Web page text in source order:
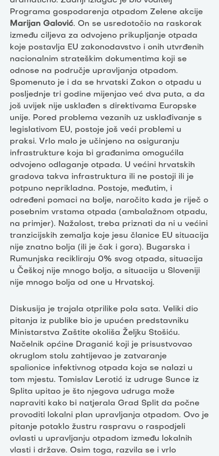
Programa gospodarenja otpadom Zelene akcije
Marijan Galović. On se usredotočio na raskorak
između ciljeva za odvojeno prikupljanje otpada
koje postavlja EU zakonodavstvo i onih utvrđenih
nacionalnim strateškim dokumentima koji se
odnose na područje upravljanja otpadom.
Spomenuto je i da se hrvatski Zakon o otpadu u
posljednje tri godine mijenjao već dva puta, a da
još uvijek nije usklađen s direktivama Europske
unije. Pored problema vezanih uz usklađivanje s
legislativom EU, postoje još veći problemi u
praksi. Vrlo malo je učinjeno na osiguranju
infrastrukture koja bi građanima omogućila
odvojeno odlaganje otpada. U većini hrvatskih
gradova takva infrastruktura ili ne postoji ili je
potpuno neprikladna. Postoje, međutim, i
određeni pomaci na bolje, naročito kada je riječ o
posebnim vrstama otpada (ambalažnom otpadu,
na primjer). Nažalost, treba priznati da ni u većini
tranzicijskih zemalja koje jesu članice EU situacija
nije znatno bolja (ili je čak i gora). Bugarska i
Rumunjska recikliraju 0% svog otpada, situacija
u Češkoj nije mnogo bolja, a situacija u Sloveniji
nije mnogo bolja od one u Hrvatskoj.
Diskusija je trajala otprilike pola sata. Veliki dio
pitanja iz publike bio je upućen predstavniku
Ministarstva Zaštite okoliša Željku Stošiću.
Načelnik općine Draganić koji je prisustvovao
okruglom stolu zahtijevao je zatvaranje
spalionice infektivnog otpada koja se nalazi u
tom mjestu. Tomislav Lerotić iz udruge Sunce iz
Splita upitao je što njegova udruga može
napraviti kako bi natjerala Grad Split da počne
provoditi lokalni plan upravljanja otpadom. Ovo je
pitanje potaklo žustru raspravu o raspodjeli
ovlasti u upravljanju otpadom između lokalnih
vlasti i države. Osim toga, razvila se i vrlo